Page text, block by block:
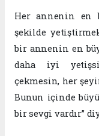
Her annenin en
şekilde
bir annenin en
daha iyi
çekmesin, her
Bunun içinde
bir sevgi vardır”